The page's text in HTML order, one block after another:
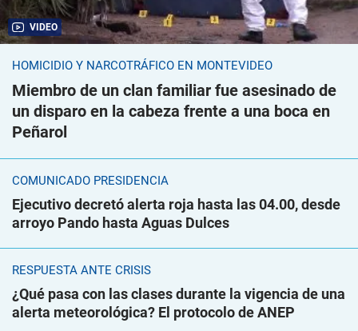
VIDEO
HOMICIDIO Y NARCOTRÁFICO EN MONTEVIDEO
Miembro de un clan familiar fue asesinado de
un disparo en la cabeza frente a una boca en
Peñarol
COMUNICADO PRESIDENCIA
Ejecutivo decretó alerta roja hasta las 04.00, desde
arroyo Pando hasta Aguas Dulces
RESPUESTA ANTE CRISIS
¿Qué pasa con las clases durante la vigencia de una
alerta meteorológica? El protocolo de ANEP